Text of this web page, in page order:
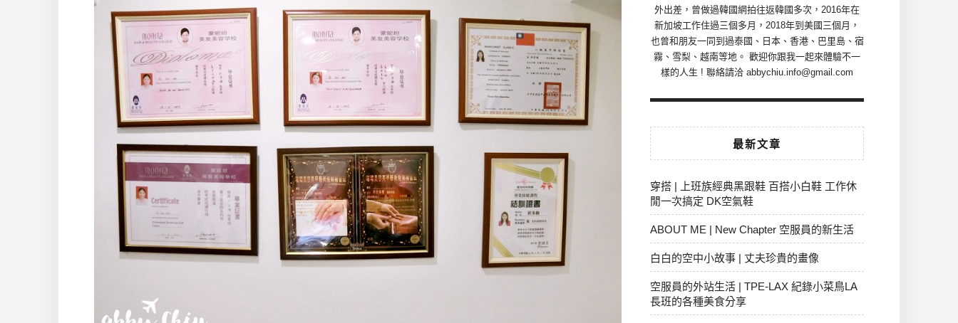
外出差，曾做過韓國網拍往返韓國多次，2016年在
新加坡工作住過三個多月，2018年到美國三個月，
也曾和朋友一同到過泰國、日本、香港、巴里島、宿
霧、雪梨、越南等地。 歡迎你跟我一起來體驗不一
樣的人生 ! 聯絡請洽 abbychiu.info@gmail.com
最新文章
穿搭 | 上班族經典黑跟鞋 百搭小白鞋 工作休
閒一次搞定 DK空氣鞋
ABOUT ME | New Chapter 空服員的新生活
白白的空中小故事 | 丈夫珍貴的畫像
空服員的外站生活 | TPE-LAX 紀錄小菜鳥LA
長班的各種美食分享